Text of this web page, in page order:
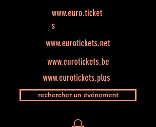
www.euro.ticket
s
www.eurotickets.net
www.eurotickets.be
www.eurotickets.plus
rechercher un événement